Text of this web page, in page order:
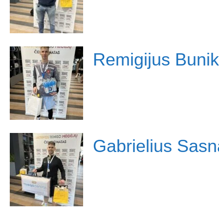
Remigijus
Gabrielius